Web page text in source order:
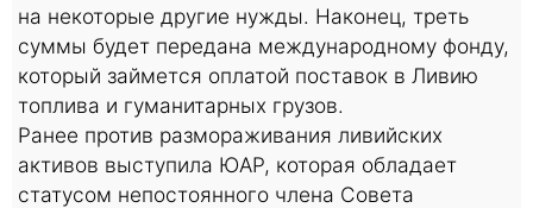
на некоторые другие нужды. Наконец, треть
суммы будет передана международному фонду,
который займется оплатой поставок в Ливию
топлива и гуманитарных грузов.
Ранее против размораживания ливийских
активов выступила ЮАР, которая обладает
статусом непостоянного члена Совета